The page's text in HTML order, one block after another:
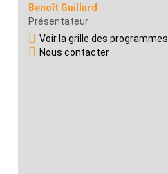
Benoît Guillard
Présentateur
Voir la grille des programmes
Nous contacter